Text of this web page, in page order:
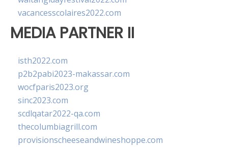
vacancesscolaires2022.com
MEDIA PARTNER II
isth2022.com
p2b2pabi2023-makassar.com
wocfparis2023.org
sinc2023.com
scdlqatar2022-qa.com
thecolumbiagrill.com
provisionscheeseandwineshoppe.com